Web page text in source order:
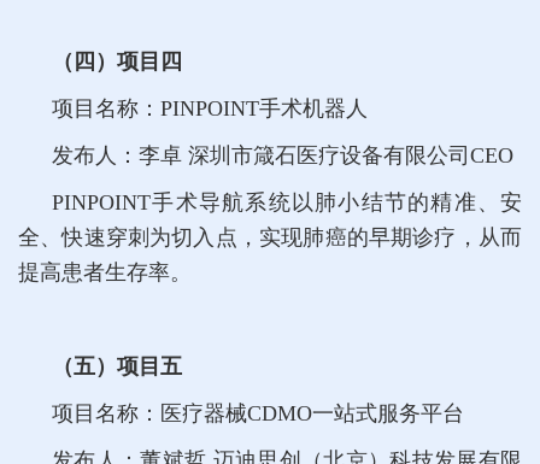
（四）项目四
项目名称：PINPOINT手术机器人
发布人：李卓 深圳市箴石医疗设备有限公司CEO
PINPOINT手术导航系统以肺小结节的精准、安
全、快速穿刺为切入点，实现肺癌的早期诊疗，从而
提高患者生存率。
（五）项目五
项目名称：医疗器械CDMO一站式服务平台